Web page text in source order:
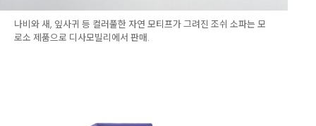
나비와 새, 잎사귀 등 컬러풀한 자연 모티프가 그려진 조쉬 소파는 모
로소 제품으로 디사모빌리에서 판매.